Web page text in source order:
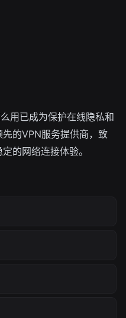
用已成为保护在线隐私和
的VPN服务提供商，致
的网络连接体验。